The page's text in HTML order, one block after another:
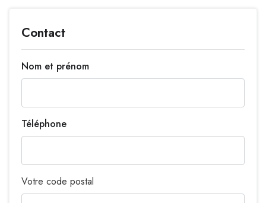
Contact
Nom et prénom
Téléphone
Votre code postal